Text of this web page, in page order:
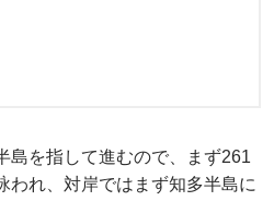
を指して進むので、まず261
われ、対岸ではまず知多半島に